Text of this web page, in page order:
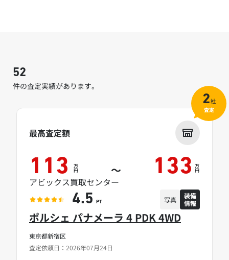
52
件の査定実績があります。
東京都新宿区
査定依頼日：2026年07月24日
ポルシェ パナメーラ 4 PDK 4WD
最高査定額
113 万
円 ～ 133 万
円
アビックス買取センター
4.5 PT 写真
装備
情報
2社
査定